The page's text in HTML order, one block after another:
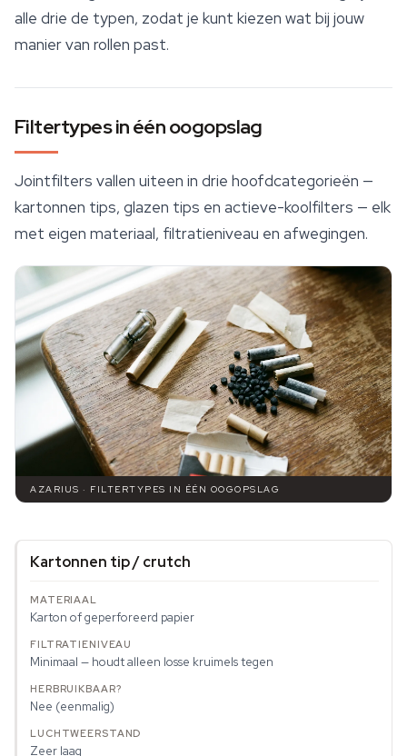
alle drie de typen, zodat je kunt kiezen wat bij jouw
manier van rollen past.
Filtertypes in één oogopslag
Jointfilters vallen uiteen in drie hoofdcategorieën —
kartonnen tips, glazen tips en actieve-koolfilters — elk
met eigen materiaal, filtratieniveau en afwegingen.
AZARIUS · FILTERTYPES IN ÉÉN OOGOPSLAG
Kartonnen tip / crutch
Karton of geperforeerd papier
Minimaal — houdt alleen losse kruimels tegen
Nee (eenmalig)
Zeer laag